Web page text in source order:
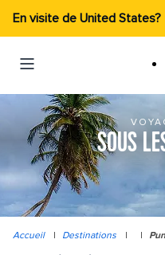
En visite de United States?
SOUS
Accueil | Destinations | |